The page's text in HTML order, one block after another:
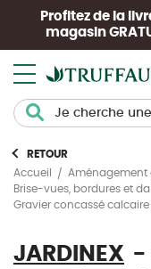
Profitez de la
magasin
RETOUR
Accueil
Aménagement
Brise-vues, bordures et
Gravier concassé
JARDINEX